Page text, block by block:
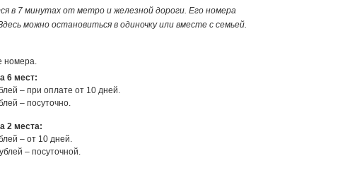
в 7 минутах от метро и железной дороги. Его номера
можно остановиться в одиночку или вместе с семьей.
номера.
6 мест:
– при оплате от 10 дней.
– посуточно.
2 места:
– от 10 дней.
– посуточной.